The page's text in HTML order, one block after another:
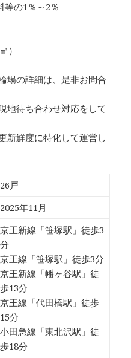
の1％～2％
）
場の詳細は、是非お問合
地待ち合わせ対応をして
新鮮度に特化して運営し
26戸
2025年11月
京王新線「笹塚駅」徒歩3
分
京王線「笹塚駅」徒歩3分
京王新線「幡ヶ谷駅」徒
歩13分
京王線「代田橋駅」徒歩
15分
小田急線「東北沢駅」徒
歩18分